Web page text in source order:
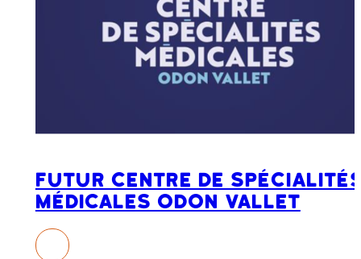
Futur centre de
médicales Odon Vallet